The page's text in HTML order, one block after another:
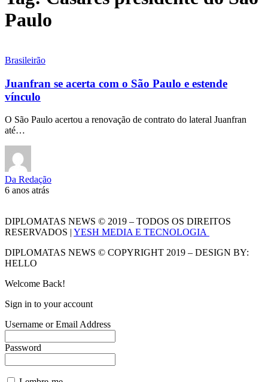
Paulo
Brasileirão
Juanfran se acerta com o São Paulo e estende
vínculo
O São Paulo acertou a renovação de contrato do lateral Juanfran
até…
Da Redação
6 anos atrás
DIPLOMATAS NEWS © 2019 – TODOS OS DIREITOS
RESERVADOS | YESH MEDIA E TECNOLOGIA
DIPLOMATAS NEWS © COPYRIGHT 2019 – DESIGN BY:
HELLO
Welcome Back!
Sign in to your account
Username or Email Address
Password